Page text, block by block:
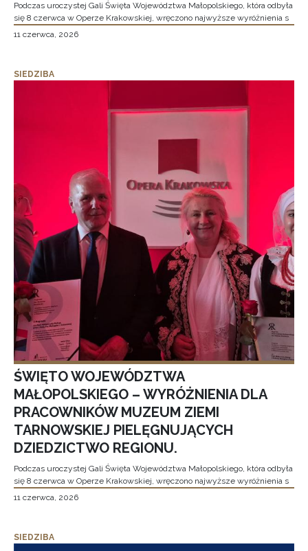
Podczas uroczystej Gali Święta Województwa Małopolskiego, która odbyła
się 8 czerwca w Operze Krakowskiej, wręczono najwyższe wyróżnienia s
11 czerwca, 2026
SIEDZIBA
ŚWIĘTO WOJEWÓDZTWA
MAŁOPOLSKIEGO – WYRÓŻNIENIA DLA
PRACOWNIKÓW MUZEUM ZIEMI
TARNOWSKIEJ PIELĘGNUJĄCYCH
DZIEDZICTWO REGIONU.
Podczas uroczystej Gali Święta Województwa Małopolskiego, która odbyła
się 8 czerwca w Operze Krakowskiej, wręczono najwyższe wyróżnienia s
11 czerwca, 2026
SIEDZIBA